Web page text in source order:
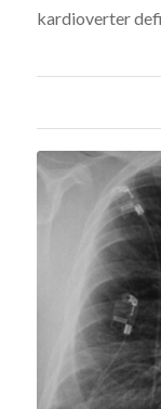
kardioverter